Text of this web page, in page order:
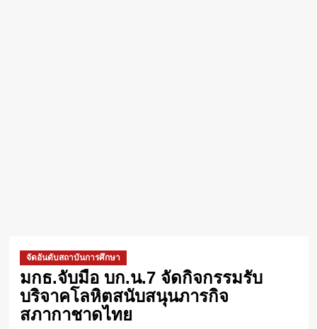
จัดอันดับสถาบันการศึกษา
มกธ.จับมือ บก.น.7 จัดกิจกรรมรับ
บริจาคโลหิตสนับสนุนภารกิจ
สภากาชาดไทย